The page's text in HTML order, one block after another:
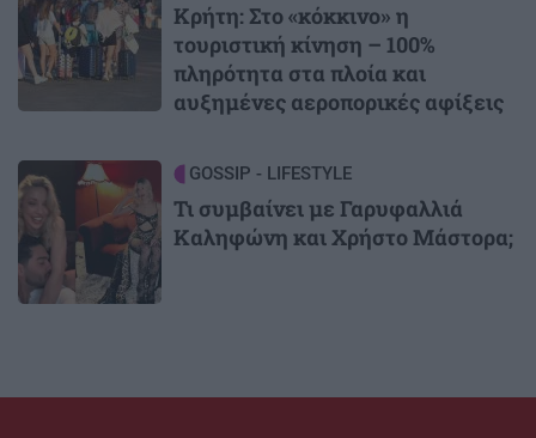
Κρήτη: Στο «κόκκινο» η
τουριστική κίνηση – 100%
πληρότητα στα πλοία και
αυξημένες αεροπορικές αφίξεις
Image GOSSIP - LIFESTYLE
Τι συμβαίνει με Γαρυφαλλιά
Καληφώνη και Χρήστο Μάστορα;